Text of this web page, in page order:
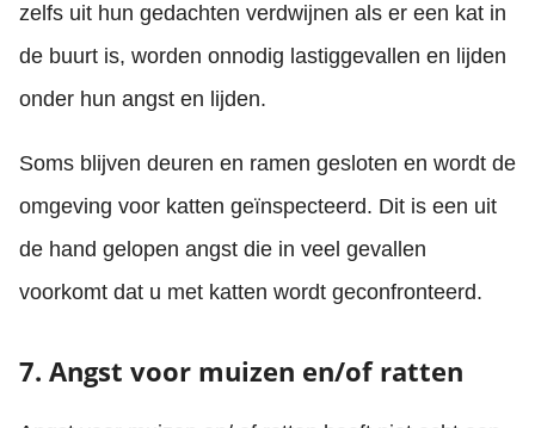
zelfs uit hun gedachten verdwijnen als er een kat in
de buurt is, worden onnodig lastiggevallen en lijden
onder hun angst en lijden.
Soms blijven deuren en ramen gesloten en wordt de
omgeving voor katten geïnspecteerd. Dit is een uit
de hand gelopen angst die in veel gevallen
voorkomt dat u met katten wordt geconfronteerd.
7. Angst voor muizen en/of ratten